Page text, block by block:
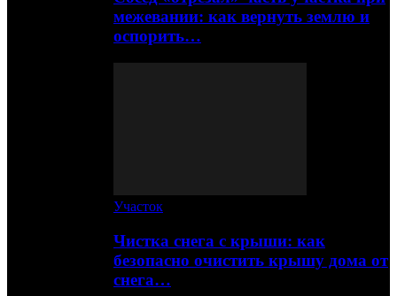
межевании: как вернуть землю и
оспорить…
Участок
Чистка снега с крыши: как
безопасно очистить крышу дома от
снега…